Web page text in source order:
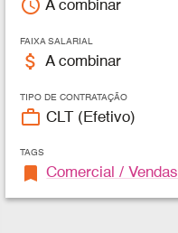
access_time A combinar
FAIXA SALARIAL
attach_money A combinar
TIPO DE CONTRATAÇÃO
work_outline CLT (Efetivo)
TAGS
bookmark Comercial / Vendas